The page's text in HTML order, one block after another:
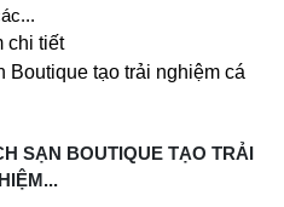
chi tiết
SẠN BOUTIQUE TẠO TRẢI